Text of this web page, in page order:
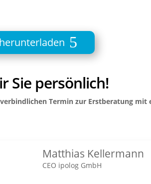
Sie persönlich!
Termin zur Erstberatung mit
Matthias Kellermann
CEO ipolog GmbH